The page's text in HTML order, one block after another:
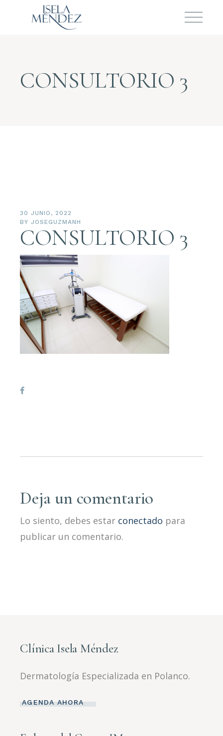
CONSULTORIO 3
30 JUNIO, 2022
BY JOSEGUZMANH
CONSULTORIO 3
Deja un comentario
Lo siento, debes estar conectado para
publicar un comentario.
Clínica Isela Méndez
Dermatología Especializada en Polanco.
AGENDA AHORA